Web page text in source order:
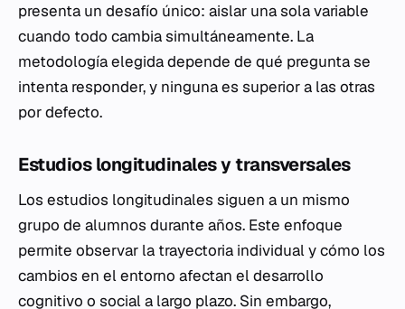
presenta un desafío único: aislar una sola variable
cuando todo cambia simultáneamente. La
metodología elegida depende de qué pregunta se
intenta responder, y ninguna es superior a las otras
por defecto.
Estudios longitudinales y transversales
Los estudios longitudinales siguen a un mismo
grupo de alumnos durante años. Este enfoque
permite observar la trayectoria individual y cómo los
cambios en el entorno afectan el desarrollo
cognitivo o social a largo plazo. Sin embargo,